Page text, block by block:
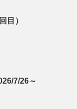
目）
7/26～